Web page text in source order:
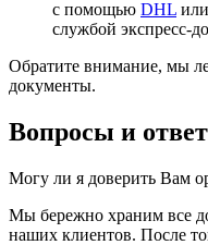
с помощью DHL
службой экспресс-
Обратите внимание, мы
документы.
Вопросы и
Могу ли я доверить Вам
Мы бережно храним все
наших клиентов. После